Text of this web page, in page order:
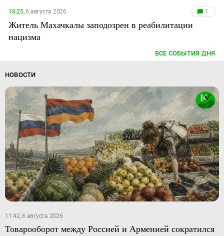
18:25,6 августа 2026 1
Житель Махачкалы заподозрен в реабилитации
нацизма
ВСЕ СОБЫТИЯ ДНЯ
НОВОСТИ
11:42, 6 августа 2026
Товарооборот между Россией и Арменией сократился